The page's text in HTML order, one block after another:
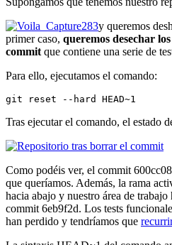
y queremos
primer caso, queremos desechar
commit que contiene una serie de
Para ello, ejecutamos el comando:
git reset --hard HEAD~1
Tras ejecutar el comando, el estado
Como podéis ver, el commit
que queríamos. Además, la rama
hacia abajo y nuestro área de trabajo
commit 6eb9f2d. Los tests
han perdido y tendríamos que